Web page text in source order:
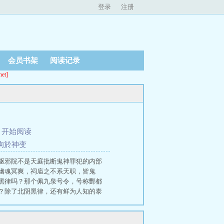
登录 注册
会员书架 阅读记录
开始阅读
於神变
邪院不是天庭批断鬼神罪犯的内部
魂冥爽，祠庙之不系天职，皆鬼
律吗？那个佩九泉号令，号称酆都
除了北阴黑律，还有鲜为人知的泰
世界…妖邪祸世，乾坤有私，人心
自毁形体，念天蓬咒伪造九泉号